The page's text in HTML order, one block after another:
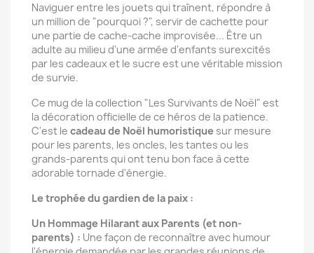
Naviguer entre les jouets qui traînent, répondre à
un million de "pourquoi ?", servir de cachette pour
une partie de cache-cache improvisée... Être un
adulte au milieu d'une armée d'enfants surexcités
par les cadeaux et le sucre est une véritable mission
de survie.
Ce mug de la collection "Les Survivants de Noël" est
la décoration officielle de ce héros de la patience.
C'est le cadeau de Noël humoristique sur mesure
pour les parents, les oncles, les tantes ou les
grands-parents qui ont tenu bon face à cette
adorable tornade d'énergie.
Le trophée du gardien de la paix :
Un Hommage Hilarant aux Parents (et non-
parents) : Une façon de reconnaître avec humour